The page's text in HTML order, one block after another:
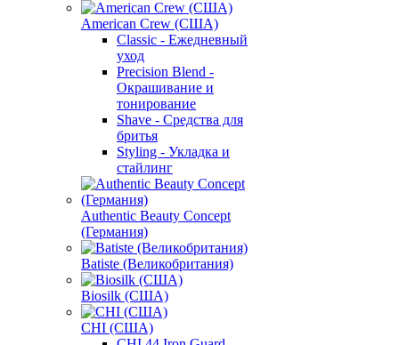
American Crew (США)
Classic - Ежедневный
уход
Precision Blend -
Окрашивание и
тонирование
Shave - Средства для
бритья
Styling - Укладка и
стайлинг
Authentic Beauty Concept
(Германия)
Batiste (Великобритания)
Biosilk (США)
CHI (США)